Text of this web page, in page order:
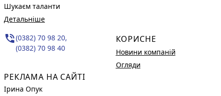
Шукаєм таланти
Детальніше
phone_in_talk(0382) 70 98 20,
(0382) 70 98 40
РЕКЛАМА НА САЙТІ
Ірина Опук
КОРИСНЕ
Новини компаній
Огляди